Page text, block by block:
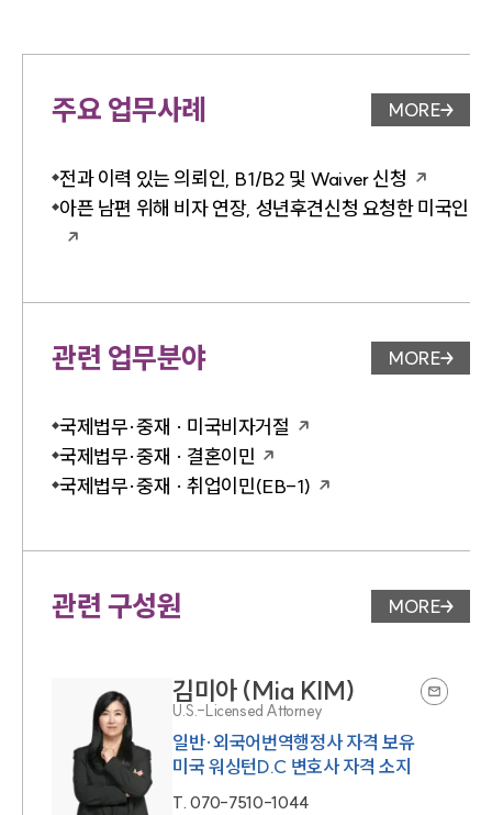
주요 업무사례 업무사례
MORE
전과 이력 있는 의뢰인, B1/B2 및 Waiver 신청
아픈 남편 위해 비자 연장, 성년후견신청 요청한 미국인
관련 업무분야 업무분야
MORE
국제법무·중재 · 미국비자거절
국제법무·중재 · 결혼이민
국제법무·중재 · 취업이민(EB-1)
관련 구성원 변호사 페
MORE
김미아 (Mia KIM)
U.S.-Licensed Attorney
일반·외국어번역행정사 자격 보유
미국 워싱턴D.C 변호사 자격 소지
T.070-7510-1044